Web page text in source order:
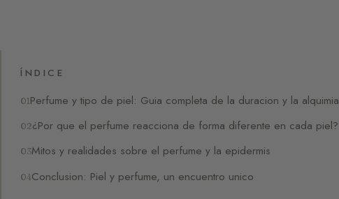
ÍNDICE
Perfume y tipo de piel: Guia completa de la duracion y la alquimia
¿Por que el perfume reacciona de forma diferente en cada piel?
Mitos y realidades sobre el perfume y la epidermis
Conclusion: Piel y perfume, un encuentro unico